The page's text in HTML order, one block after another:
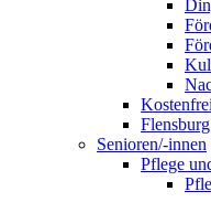
Senioren/-innen
Pflege